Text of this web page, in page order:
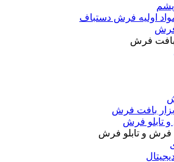
اولیه فرش دستباف
فرش
بافت فرش
بافت فرش
تابلو فرش
فرش و تابلو فرش